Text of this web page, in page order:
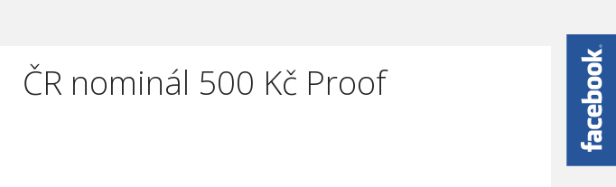
ČR nominál 500 Kč Proof